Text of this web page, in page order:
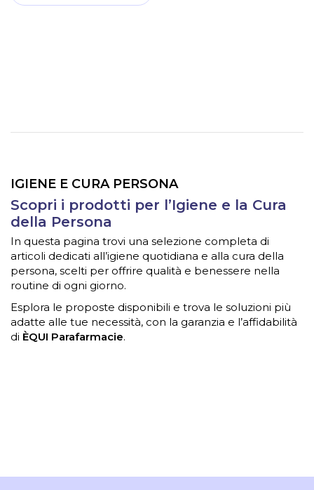
IGIENE E CURA PERSONA
Scopri i prodotti per l’Igiene e la Cura
della Persona
In questa pagina trovi una selezione completa di
articoli dedicati all’igiene quotidiana e alla cura della
persona, scelti per offrire qualità e benessere nella
routine di ogni giorno.
Esplora le proposte disponibili e trova le soluzioni più
adatte alle tue necessità, con la garanzia e l’affidabilità
di ÈQUI Parafarmacie.